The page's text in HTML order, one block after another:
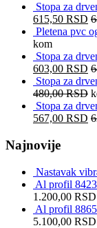
Stopa za
615,50 RSD
Pletena pvc
kom
Stopa za
603,00 RSD
Stopa za
480,00RSD
Stopa za
567,00 RSD
Najnovije
Nastavak
Al profil
1.200,00 RSD
Al profil
5.100,00 RSD